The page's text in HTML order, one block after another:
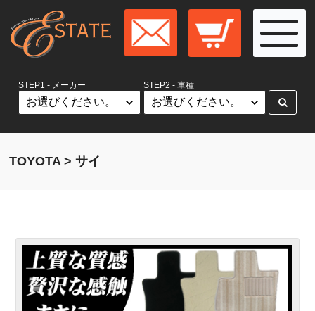
STEP1 - メーカー STEP2 - 車種
TOYOTA > サイ